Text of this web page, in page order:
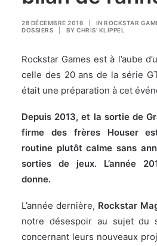
28 DÉCEMBRE 2016 IN ROCKSTAR
DOSSIERS
BY CHRIS' KLIPPEL
Rockstar Games est à l’aube
celle des 20 ans de la série
était une préparation à cet
Depuis 2013, et la sortie de
firme des frères Houser
routine plutôt calme sans
sorties de jeux. L’année
donne.
L’année dernière, Rockstar
notre désespoir au sujet du
concernant leurs nouveaux